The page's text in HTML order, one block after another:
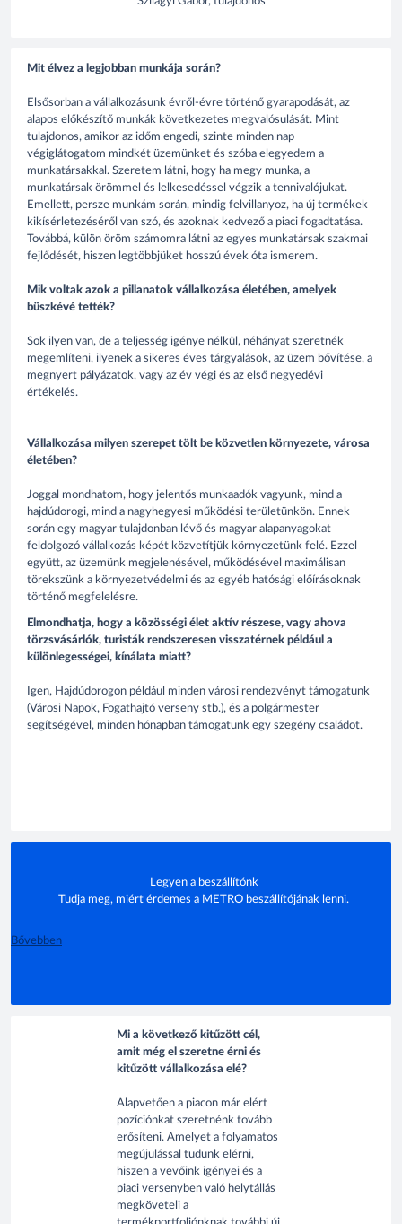
Mit élvez a legjobban munkája során?
Elsősorban a vállalkozásunk évről-évre történő gyarapodását, az
alapos előkészítő munkák következetes megvalósulását. Mint
tulajdonos, amikor az időm engedi, szinte minden nap
végiglátogatom mindkét üzemünket és szóba elegyedem a
munkatársakkal. Szeretem látni, hogy ha megy munka, a
munkatársak örömmel és lelkesedéssel végzik a tennivalójukat.
Emellett, persze munkám során, mindig felvillanyoz, ha új termékek
kikísérletezéséről van szó, és azoknak kedvező a piaci fogadtatása.
Továbbá, külön öröm számomra látni az egyes munkatársak szakmai
fejlődését, hiszen legtöbbjüket hosszú évek óta ismerem.
Mik voltak azok a pillanatok vállalkozása életében, amelyek
büszkévé tették?
Sok ilyen van, de a teljesség igénye nélkül, néhányat szeretnék
megemlíteni, ilyenek a sikeres éves tárgyalások, az üzem bővítése, a
megnyert pályázatok, vagy az év végi és az első negyedévi
értékelés.
Vállalkozása milyen szerepet tölt be közvetlen környezete, városa
életében?
Joggal mondhatom, hogy jelentős munkaadók vagyunk, mind a
hajdúdorogi, mind a nagyhegyesi működési területünkön. Ennek
során egy magyar tulajdonban lévő és magyar alapanyagokat
feldolgozó vállalkozás képét közvetítjük környezetünk felé. Ezzel
együtt, az üzemünk megjelenésével, működésével maximálisan
törekszünk a környezetvédelmi és az egyéb hatósági előírásoknak
történő megfelelésre.
Elmondhatja, hogy a közösségi élet aktív részese, vagy ahova
törzsvásárlók, turisták rendszeresen visszatérnek például a
különlegességei, kínálata miatt?
Igen, Hajdúdorogon például minden városi rendezvényt támogatunk
(Városi Napok, Fogathajtó verseny stb.), és a polgármester
segítségével, minden hónapban támogatunk egy szegény családot.
Legyen a beszállítónk
Tudja meg, miért érdemes a METRO beszállítójának lenni.
Bővebben
Mi a következő kitűzött cél,
amit még el szeretne érni és
kitűzött vállalkozása elé?
Alapvetően a piacon már elért
pozíciónkat szeretnénk tovább
erősíteni. Amelyet a folyamatos
megújulással tudunk elérni,
hiszen a vevőink igényei és a
piaci versenyben való helytállás
megköveteli a